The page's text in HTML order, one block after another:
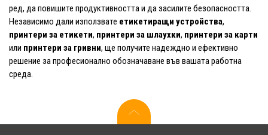
ред, да повишите продуктивността и да засилите безопасността.
Независимо дали използвате етикетиращи устройства,
принтери за етикети, принтери за шлаухки, принтери за карти
или принтери за гривни, ще получите надеждно и ефективно
решение за професионално обозначаване във вашата работна
среда.